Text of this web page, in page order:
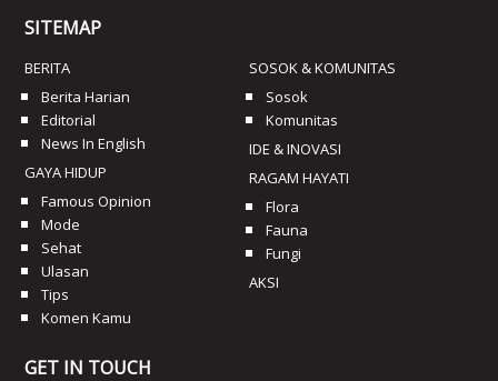
SITEMAP
BERITA
Berita Harian
Editorial
News In English
GAYA HIDUP
Famous Opinion
Mode
Sehat
Ulasan
Tips
Komen Kamu
SOSOK & KOMUNITAS
Sosok
Komunitas
IDE & INOVASI
RAGAM HAYATI
Flora
Fauna
Fungi
AKSI
GET IN TOUCH